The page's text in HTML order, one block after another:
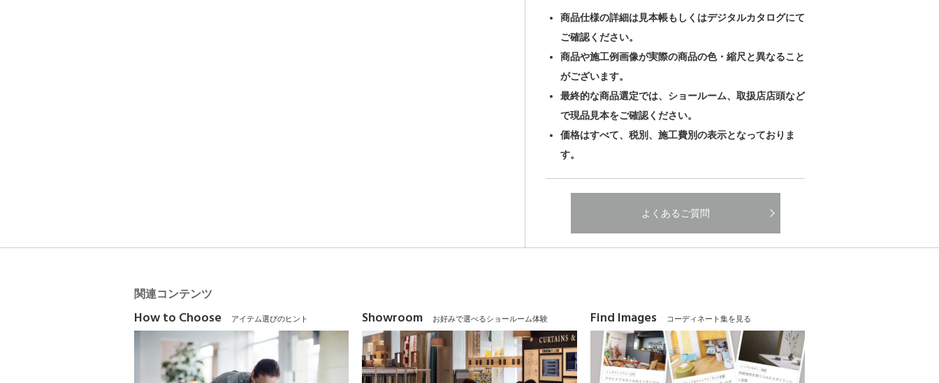
商品仕様の詳細は見本帳もしくはデジタルカタログにて
ご確認ください。
商品や施工例画像が実際の商品の色・縮尺と異なること
がございます。
最終的な商品選定では、ショールーム、取扱店店頭など
で現品見本をご確認ください。
価格はすべて、税別、施工費別の表示となっておりま
す。
よくあるご質問
関連コンテンツ
How to Choose アイテム選びのヒント Showroom お好みで選べるショールーム体験 Find Images コーディネート集を見る